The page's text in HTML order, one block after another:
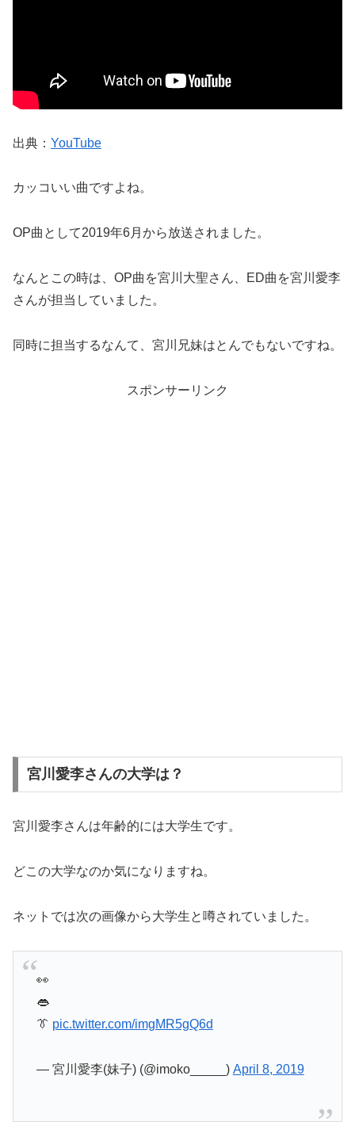
出典： YouTube
カッコいい曲ですよね。
OP曲として2019年6月から放送されました。
なんとこの時は、OP曲を宮川大聖さん、ED曲を宮川愛李
さんが担当していました。
同時に担当するなんて、宮川兄妹はとんでもないですね。
スポンサーリンク
宮川愛李さんの大学は？
宮川愛李さんは年齢的には大学生です。
どこの大学なのか気になりますね。
ネットでは次の画像から大学生と噂されていました。
👀
👄
👔 pic.twitter.com/imgMR5gQ6d
— 宮川愛李(妹子) (@imoko_____) April 8, 2019